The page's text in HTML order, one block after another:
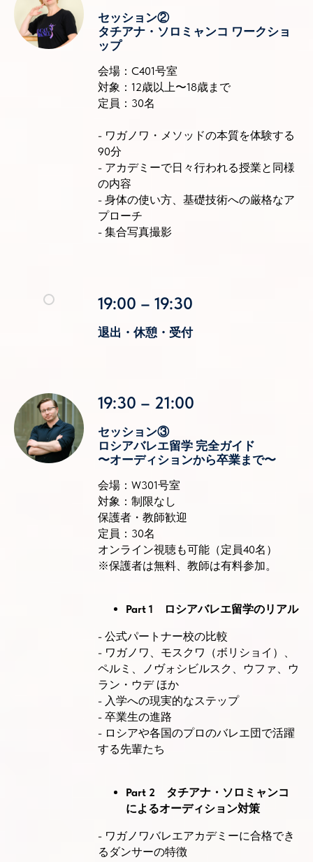
セッション②
タチアナ・ソロミャンコ ワークショ
ップ
会場：C401号室
対象：12歳以上〜18歳まで
定員：30名
- ワガノワ・メソッドの本質を体験する
90分
- アカデミーで日々行われる授業と同様
の内容
- 身体の使い方、基礎技術への厳格なア
プローチ
- 集合写真撮影
19:00 – 19:30
退出・休憩・受付
19:30 – 21:00
セッション③
ロシアバレエ留学 完全ガイド
〜オーディションから卒業まで〜
会場：W301号室
対象：制限なし
保護者・教師歓迎
定員：30名
オンライン視聴も可能（定員40名）
※保護者は無料、教師は有料参加。
Part 1 ロシアバレエ留学のリアル
- 公式パートナー校の比較
- ワガノワ、モスクワ（ボリショイ）、
ペルミ、ノヴォシビルスク、ウファ、ウ
ラン・ウデ ほか
- 入学への現実的なステップ
- 卒業生の進路
- ロシアや各国のプロのバレエ団で活躍
する先輩たち
Part 2 タチアナ・ソロミャンコ
によるオーディション対策
- ワガノワバレエアカデミーに合格でき
るダンサーの特徴